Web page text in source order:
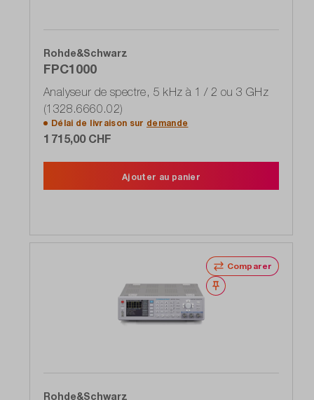
Rohde&Schwarz
FPC1000
Analyseur de spectre, 5 kHz à 1 / 2 ou 3 GHz
(1328.6660.02)
Délai de livraison sur demande
1 715,00 CHF
Ajouter au panier
Comparer
Noter
Rohde&Schwarz